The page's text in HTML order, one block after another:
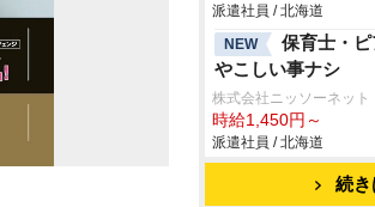
派遣社員 / 北海道
NEW
保育士・
こしい事ナシ
株式会社ニッソーネット
時給1,450円～
派遣社員 / 北海道
続き